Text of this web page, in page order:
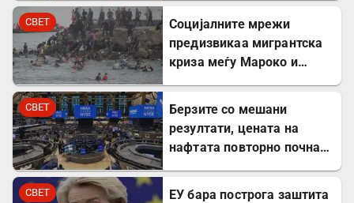
СВЕТ
Социјалните мрежи
предизвикаа мигрантска
криза меѓу Мароко и
СВЕТ
Берзите со мешани
резултати, цената на
нафтата повторно почна
СВЕТ
ЕУ бара построга заштита